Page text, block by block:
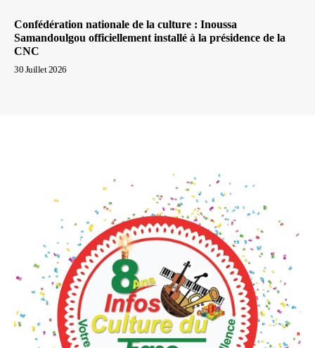
Confédération nationale de la culture : Inoussa
Samandoulgou officiellement installé à la présidence de la
CNC
30 Juillet 2026